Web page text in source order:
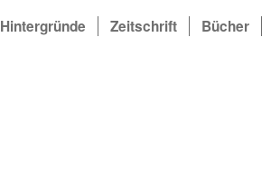
Hintergründe Zeitschrift Bücher